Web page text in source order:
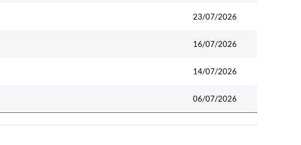
23/07/2026
16/07/2026
14/07/2026
06/07/2026